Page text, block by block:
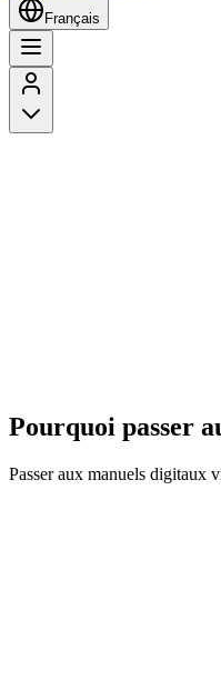
Français
Pourquoi passer
Passer aux manuels digitaux